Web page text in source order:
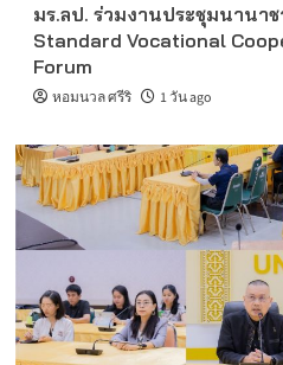
มร.ลป. ร่วมงานประชุมนานา
Standard Vocational
Forum
หอมนวล ศรีริ 1 วัน ago